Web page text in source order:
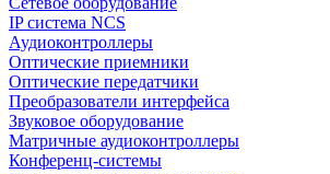
IP система NCS
Аудиоконтроллеры
Оптические приемники
Оптические передатчики
Преобразователи интерфейса
Звуковое оборудование
Матричные аудиоконтроллеры
Конференц-системы